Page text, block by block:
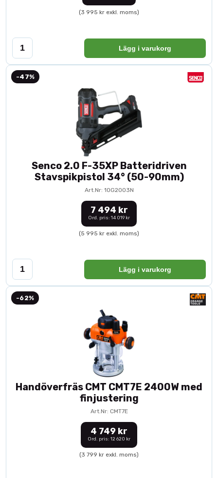
(3 995 kr exkl. moms)
Lägg i varukorg
-47%
Senco 2.0 F-35XP Batteridriven
Stavspikpistol 34° (50-90mm)
Art.Nr: 10G2003N
7 494 kr
Ord. pris: 14 019 kr
(5 995 kr exkl. moms)
Lägg i varukorg
-62%
Handöverfräs CMT CMT7E 2400W med
finjustering
Art.Nr: CMT7E
4 749 kr
Ord. pris: 12 620 kr
(3 799 kr exkl. moms)